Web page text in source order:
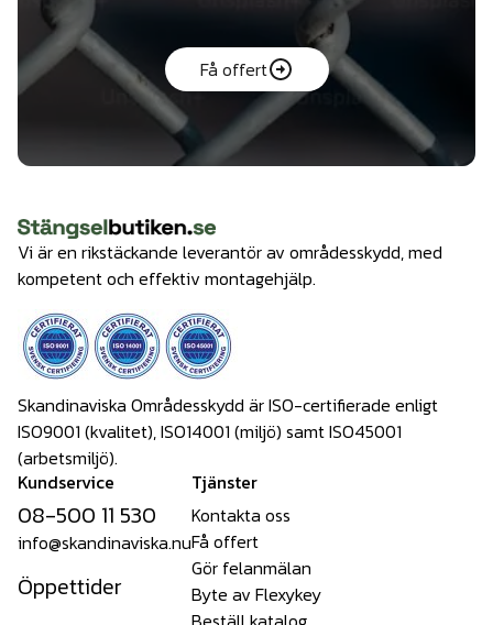
Få offert
Vi är en rikstäckande leverantör av områdesskydd, med
kompetent och effektiv montagehjälp.
Skandinaviska Områdesskydd är ISO-certifierade enligt
ISO9001 (kvalitet), ISO14001 (miljö) samt ISO45001
(arbetsmiljö).
Kundservice
08-500 11 530
info@skandinaviska.nu
Öppettider
Tjänster
Kontakta oss
Få offert
Gör felanmälan
Byte av Flexykey